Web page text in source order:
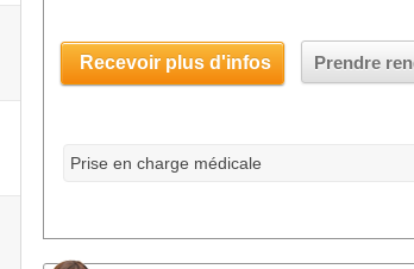
Recevoir plus d'infos Prendre
Prise en charge médicale